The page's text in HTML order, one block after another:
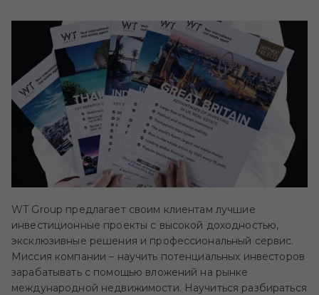
WT Group предлагает своим клиентам лучшие
инвестиционные проекты с высокой доходностью,
эксклюзивные решения и профессиональный сервис.
Миссия компании – научить потенциальных инвесторов
зарабатывать с помощью вложений на рынке
международной недвижимости. Научиться разбираться